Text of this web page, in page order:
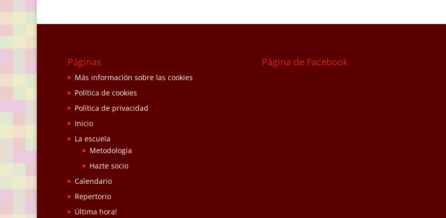
Páginas
Más información sobre las cookies
Política de cookies
Política de privacidad
Inicio
La escuela
Metodología
Hazte socio
Calendario
Repertorio
Última hora!
Página de Facebook